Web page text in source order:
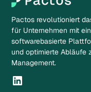
Pactos revolutioniert
für Unternehmen mit
softwarebasierte
und optimierte Abläufe
Management.